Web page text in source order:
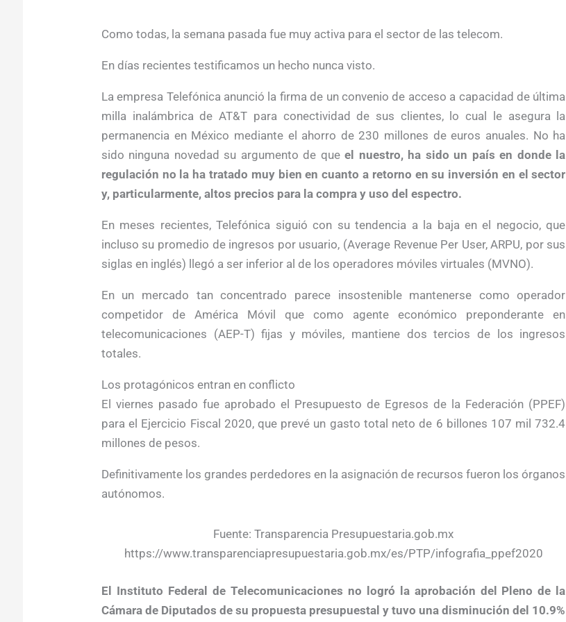
Como todas, la semana pasada fue muy activa para el sector de las telecom.
En días recientes testificamos un hecho nunca visto.
La empresa Telefónica anunció la firma de un convenio de acceso a capacidad de última
milla inalámbrica de AT&T para conectividad de sus clientes, lo cual le asegura la
permanencia en México mediante el ahorro de 230 millones de euros anuales. No ha
sido ninguna novedad su argumento de queel nuestro, ha sido un país en donde la
regulación no la ha tratado muy bien en cuanto a retorno en su inversión en el sector
y, particularmente, altos precios para la compra y uso del espectro.
En meses recientes, Telefónica siguió con su tendencia a la baja en el negocio, que
incluso su promedio de ingresos por usuario, (Average Revenue Per User, ARPU, por sus
siglas en inglés) llegó a ser inferior al de los operadores móviles virtuales (MVNO).
En un mercado tan concentrado parece insostenible mantenerse como operador
competidor de América Móvil que como agente económico preponderante en
telecomunicaciones (AEP-T) fijas y móviles, mantiene dos tercios de los ingresos
totales.
Los protagónicos entran en conflicto
El viernes pasado fue aprobado el Presupuesto de Egresos de la Federación (PPEF)
para el Ejercicio Fiscal 2020, que prevé un gasto total neto de 6 billones 107 mil 732.4
millones de pesos.
Definitivamente los grandes perdedores en la asignación de recursos fueron los órganos
autónomos.
Fuente: Transparencia Presupuestaria.gob.mx
https://www.transparenciapresupuestaria.gob.mx/es/PTP/infografia_ppef2020
El Instituto Federal de Telecomunicaciones no logró la aprobación del Pleno de la
Cámara de Diputados de su propuesta presupuestal y tuvo una disminución del 10.9%